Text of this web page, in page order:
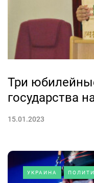
Три
государства
15.01.2023
УКРАИНА